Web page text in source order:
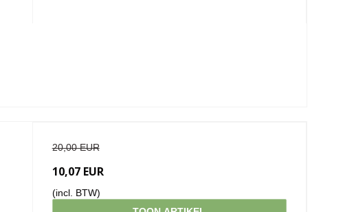
20,00 EUR
10,07 EUR
(incl. BTW)